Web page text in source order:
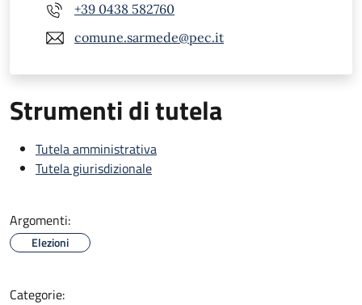
+39 0438 582760
comune.sarmede@pec.it
Strumenti di tutela
Tutela amministrativa
Tutela giurisdizionale
Argomenti:
Elezioni
Categorie: